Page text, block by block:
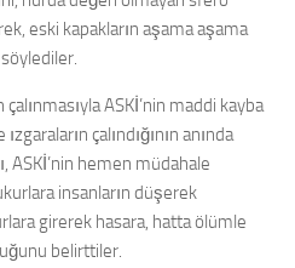
eski kapakların aşama aşama
ASKİ’nin maddi kayba
çalındığının anında
hemen müdahale
insanların düşerek
girerek hasara, hatta ölümle
belirttiler.